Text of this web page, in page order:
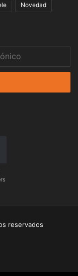
Novedad
reservados